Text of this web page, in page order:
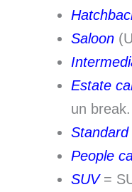
Saloon
Estate
un break.
Standard
People
SUV=